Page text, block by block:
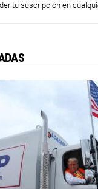
tu suscripción en